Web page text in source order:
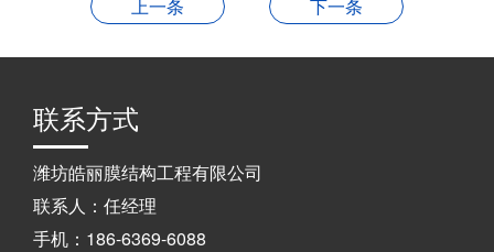
上一条 下一条
联系方式
潍坊皓丽膜结构工程有限公司
联系人：任经理
手机：186-6369-6088